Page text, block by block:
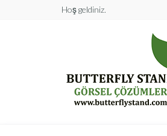
Hoş geldiniz.